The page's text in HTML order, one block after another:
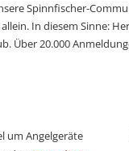
Spinnfischer-
In diesem Sinne:
Über 20.000
um Angelgeräte